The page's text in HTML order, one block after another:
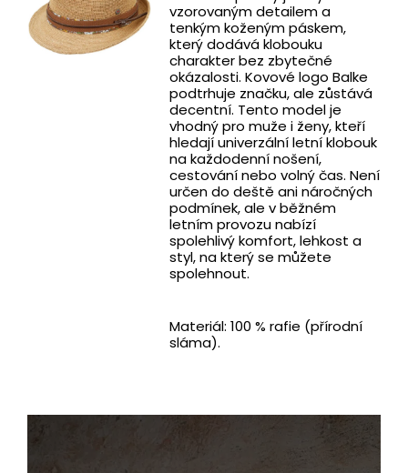
vzorovaným detailem a
tenkým koženým páskem,
který dodává klobouku
charakter bez zbytečné
okázalosti. Kovové logo Balke
podtrhuje značku, ale zůstává
decentní. Tento model je
vhodný pro muže i ženy, kteří
hledají univerzální letní klobouk
na každodenní nošení,
cestování nebo volný čas. Není
určen do deště ani náročných
podmínek, ale v běžném
letním provozu nabízí
spolehlivý komfort, lehkost a
styl, na který se můžete
spolehnout.
Materiál: 100 % rafie (přírodní
sláma).